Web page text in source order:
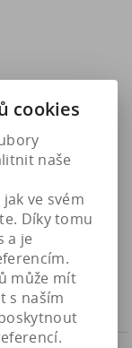
kg)
801,70 Kč (bez DPH)
cookies
naše
ve svém
Díky tomu
a je
může mít
s naším